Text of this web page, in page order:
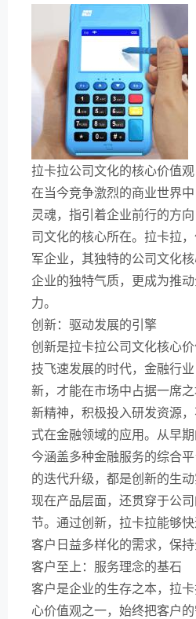
拉卡拉公司文化的核心价值观
在当今竞争激烈的商业世界
灵魂，指引着企业前行的方
司文化的核心所在。拉卡拉
军企业，其独特的公司文化
企业的独特气质，更成为推
力。
创新：驱动发展的引擎
创新是拉卡拉公司文化核心
技飞速发展的时代，金融行
新，才能在市场中占据一席
新精神，积极投入研发资源
式在金融领域的应用。从早
今涵盖多种金融服务的综合
的迭代升级，都是创新的生
现在产品层面，还贯穿于公
节。通过创新，拉卡拉能够
客户日益多样化的需求，保持
客户至上：服务理念的基石
客户是企业的生存之本，拉
心价值观之一，始终把客户的